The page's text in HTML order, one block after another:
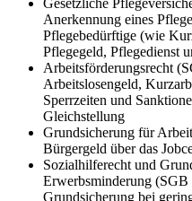
Gesetzliche
Anerkennung eines
Pflegebedürftige (wie
Pflegegeld, Pflegedienst
Arbeitsförderungsrecht
Arbeitslosengeld,
Sperrzeiten und
Gleichstellung
Grundsicherung für
Bürgergeld über das
Sozialhilferecht und
Erwerbsminderung
Grundsicherung bei